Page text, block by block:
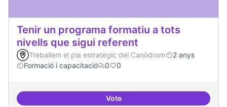
Tenir un programa formatiu a tots
nivells que sigui referent
Treballem el pla estratègic del Canòdrom
2 anys
Formació i capacitació
0 0
VoteTenir un programa formatiu a